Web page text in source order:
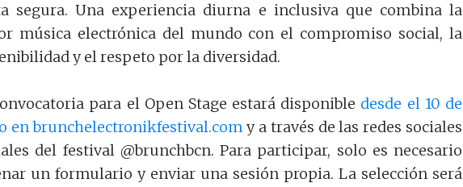
segura. Una experiencia diurna e inclusiva que combina la
música electrónica del mundo con el compromiso social, la
y el respeto por la diversidad.
para el Open Stage estará disponible desde el 10 de
en brunchelectronikfestival.com y a través de las redes sociales
del festival @brunchbcn. Para participar, solo es necesario
un formulario y enviar una sesión propia. La selección será